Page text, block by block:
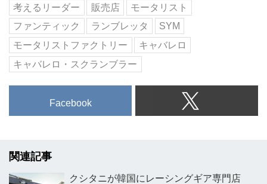
考えるリーダー 販売店
モータリスト
ファンティック
ランブレッタ
SYM
モータリストファクトリー
キャバレロ
キャバレロ・スクランブラー
Facebook
関連記事
クシタニが韓国にレーシングギア専門店